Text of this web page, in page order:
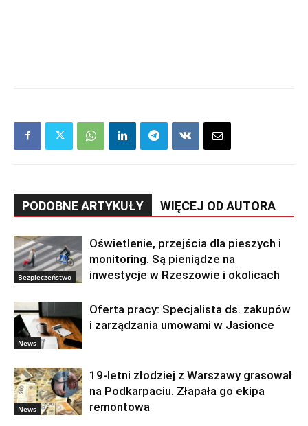
PODOBNE ARTYKUŁY WIĘCEJ OD AUTORA
Bezpieczeństwo
Oświetlenie, przejścia dla pieszych i
monitoring. Są pieniądze na
inwestycje w Rzeszowie i okolicach
News
Oferta pracy: Specjalista ds. zakupów
i zarządzania umowami w Jasionce
News
19-letni złodziej z Warszawy grasował
na Podkarpaciu. Złapała go ekipa
remontowa